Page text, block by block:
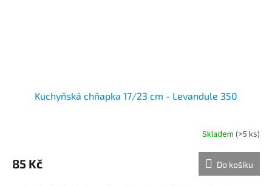
Kuchyňská chňapka 17/23 cm - Levandule 350
Skladem (>5 ks)
85 Kč Do košíku